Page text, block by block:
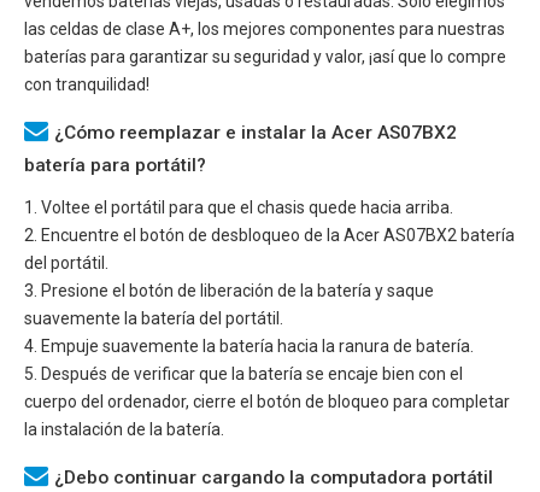
las celdas de clase A+, los mejores componentes para nuestras
baterías para garantizar su seguridad y valor, ¡así que lo compre
con tranquilidad!
¿Cómo reemplazar e instalar la Acer AS07BX2
batería para portátil?
1. Voltee el portátil para que el chasis quede hacia arriba.
2. Encuentre el botón de desbloqueo de la Acer AS07BX2 batería
del portátil.
3. Presione el botón de liberación de la batería y saque
suavemente la batería del portátil.
4. Empuje suavemente la batería hacia la ranura de batería.
5. Después de verificar que la batería se encaje bien con el
cuerpo del ordenador, cierre el botón de bloqueo para completar
la instalación de la batería.
¿Debo continuar cargando la computadora portátil